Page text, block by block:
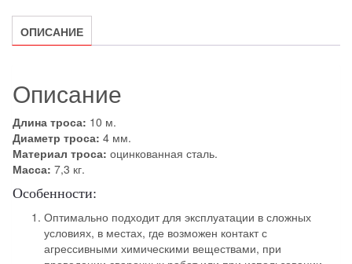
AUTOBLOK
ОПИСАНИЕ
Описание
Длина троса: 10 м.
Диаметр троса: 4 мм.
Материал троса: оцинкованная сталь.
Масса: 7,3 кг.
Особенности:
Оптимально подходит для эксплуатации в сложных
условиях, в местах, где возможен контакт с
агрессивными химическими веществами, при